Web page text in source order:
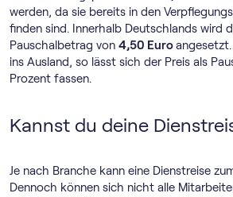
werden, da sie bereits in den
finden sind. Innerhalb Deutschlands wird
Pauschalbetrag von 4,50 Euro
ins Ausland, so lässt sich der Preis als
Prozent fassen.
Kannst du deine
Je nach Branche kann eine Dienstreise
Dennoch können sich nicht alle